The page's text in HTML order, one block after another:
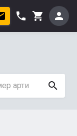
phone shopping_cart person
search